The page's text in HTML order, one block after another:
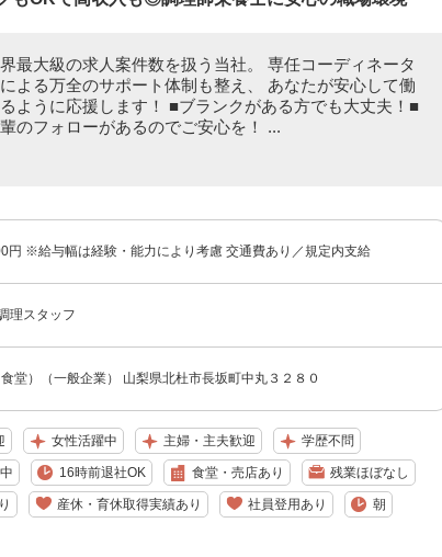
最大級の求人案件数を扱う当社。 専任コーディネータ
よる万全のサポート体制も整え、 あなたが安心して働
ように応援します！ ■ブランクがある方でも大丈夫！■
のフォローがあるのでご安心を！ ...
円 ※給与幅は経験・能力により考慮 交通費あり／規定内支給
理スタッフ
堂）（一般企業） 山梨県北杜市長坂町中丸３２８０
女性活躍中 主婦・主夫歓迎 学歴不問
16時前退社OK 食堂・売店あり 残業ほぼなし
産休・育休取得実績あり 社員登用あり 朝